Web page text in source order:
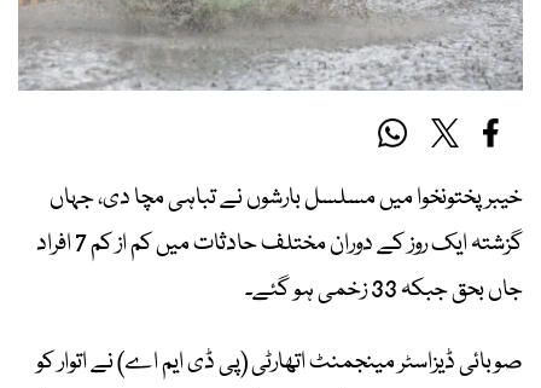
خیبرپختونخوا میں مسلسل بارشوں نے تباہی مچا دی، جہاں
گزشتہ ایک روز کے دوران مختلف حادثات میں کم از کم 7 افراد
جاں بحق جبکہ 33 زخمی ہو گئے۔
صوبائی ڈیزاسٹر مینجمنٹ اتھارٹی (پی ڈی ایم اے) نے اتوار کو